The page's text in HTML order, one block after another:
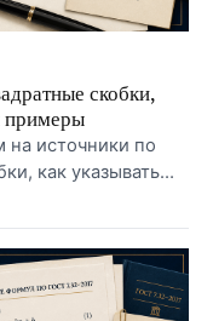
скобки,
примеры
на источники по
как указывать
источников
литературы и
курсовых,